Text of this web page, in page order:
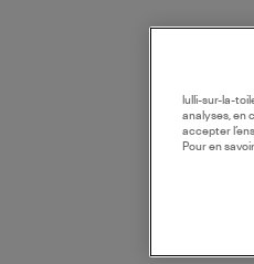
lulli-sur-la-
analyses, en
accepter
Pour en